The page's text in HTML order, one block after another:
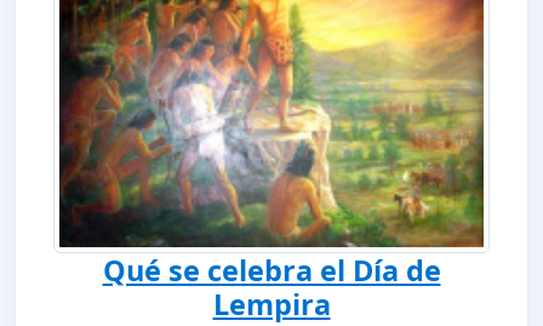
Qué se celebra el Día de
Lempira